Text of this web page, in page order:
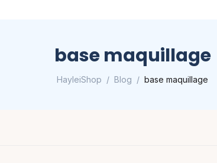
base maquillage
HayleiShop Blog base maquillage